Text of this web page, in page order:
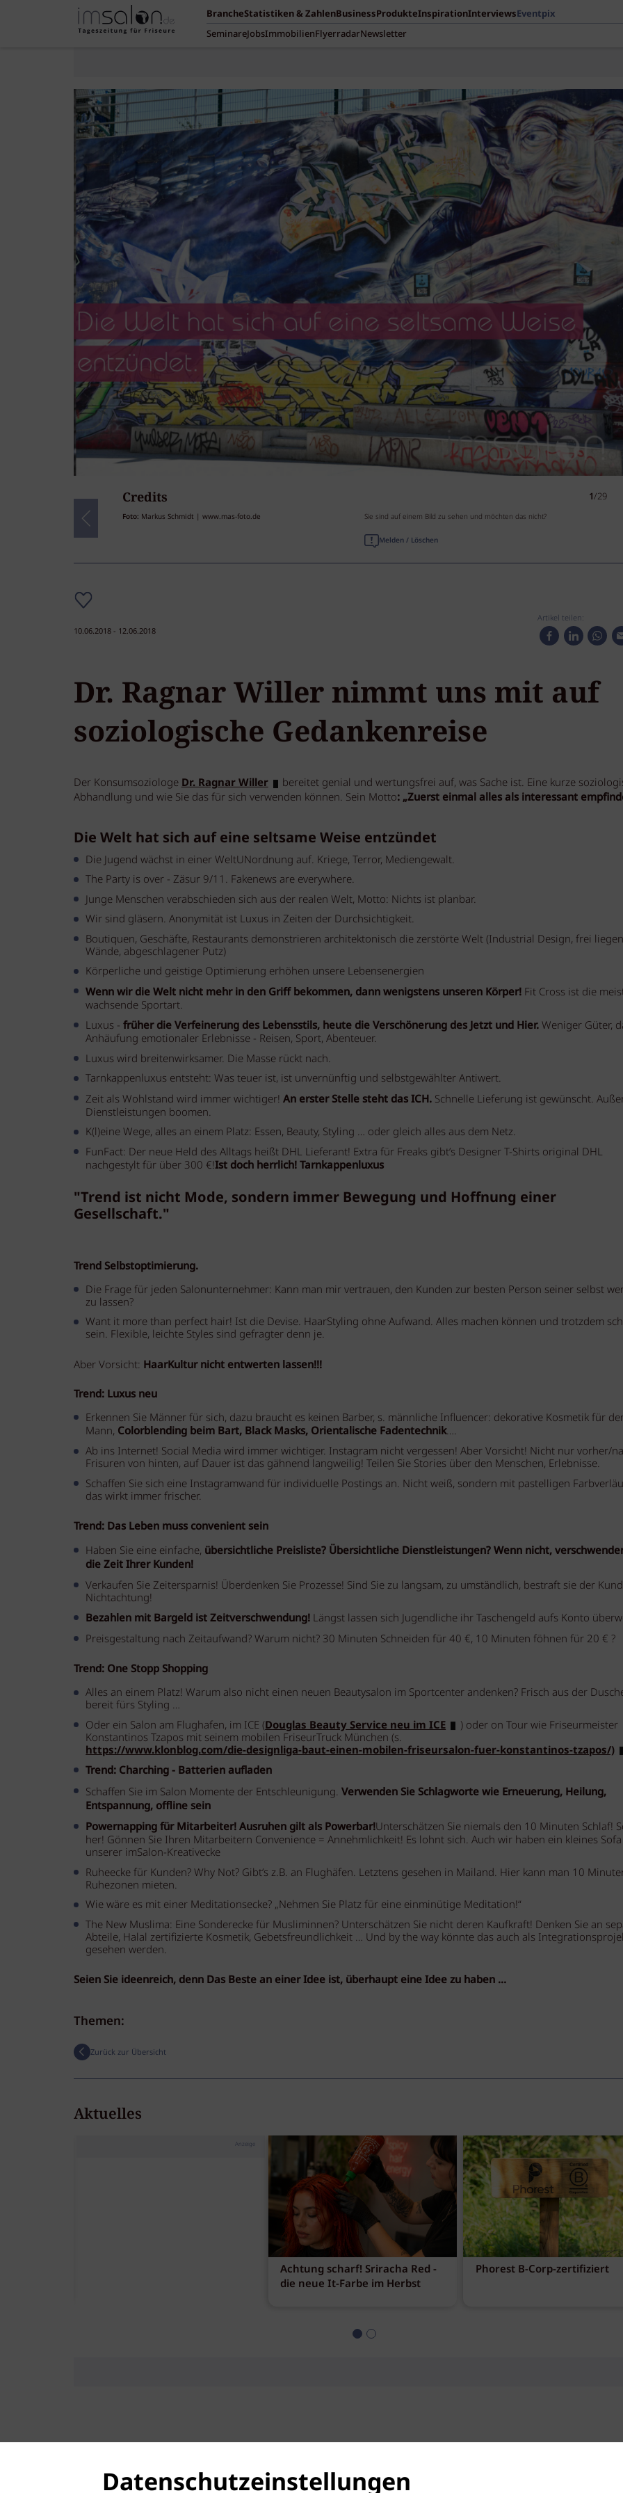
BrancheStatistiken & ZahlenBusinessProdukteInspirationInterviewsEventpix
SeminareJobsImmobilienFlyerradarNewsletter
Credits 1/29
Foto: Markus Schmidt | www.mas-foto.de Sie sind auf einem Bild zu sehen und möchten das nicht?
Melden / Löschen
10.06.2018 - 12.06.2018
Artikel teilen:
Dr. Ragnar Willer nimmt uns mit auf
soziologische Gedankenreise
Der KonsumsoziologeDr. Ragnar Willer
bereitet genial und wertungsfrei auf, was Sache ist. Eine kurze
Abhandlung und wie Sie das für sich verwenden können. Sein Motto: „Zuerst einmal alles als interessant
Die Welt hat sich auf eine seltsame Weise entzündet
Die Jugend wächst in einer WeltUNordnung auf. Kriege, Terror, Mediengewalt.
The Party is over - Zäsur 9/11. Fakenews are everywhere.
Junge Menschen verabschieden sich aus der realen Welt, Motto: Nichts ist planbar.
Wir sind gläsern. Anonymität ist Luxus in Zeiten der Durchsichtigkeit.
Boutiquen, Geschäfte, Restaurants demonstrieren architektonisch die zerstörte Welt (Industrial Design, frei
Wände, abgeschlagener Putz)
Körperliche und geistige Optimierung erhöhen unsere Lebensenergien
Wenn wir die Welt nicht mehr in den Griff bekommen, dann wenigstens unseren Körper! Fit Cross ist die
wachsende Sportart.
Luxus -früher die Verfeinerung des Lebensstils, heute die Verschönerung des Jetzt und Hier.Weniger Güter,
Anhäufung emotionaler Erlebnisse - Reisen, Sport, Abenteuer.
Luxus wird breitenwirksamer. Die Masse rückt nach.
Tarnkappenluxus entsteht: Was teuer ist, ist unvernünftig und selbstgewählter Antiwert.
Zeit als Wohlstand wird immer wichtiger!An erster Stelle steht das ICH. Schnelle Lieferung ist gewünscht.
Dienstleistungen boomen.
K(l)eine Wege, alles an einem Platz: Essen, Beauty, Styling … oder gleich alles aus dem Netz.
FunFact: Der neue Held des Alltags heißt DHL Lieferant! Extra für Freaks gibt’s Designer T-Shirts original DHL
nachgestylt für über 300 €!Ist doch herrlich! Tarnkappenluxus
"Trend ist nicht Mode, sondern immer Bewegung und Hoffnung einer
Gesellschaft."
Trend Selbstoptimierung.
Die Frage für jeden Salonunternehmer: Kann man mir vertrauen, den Kunden zur besten Person seiner selbst
zu lassen?
Want it more than perfect hair! Ist die Devise. HaarStyling ohne Aufwand. Alles machen können und trotzdem
sein. Flexible, leichte Styles sind gefragter denn je.
Aber Vorsicht: HaarKultur nicht entwerten lassen!!!
Trend: Luxus neu
Erkennen Sie Männer für sich, dazu braucht es keinen Barber, s. männliche Influencer: dekorative Kosmetik für
Mann, Colorblending beim Bart, Black Masks, Orientalische Fadentechnik….
Ab ins Internet! Social Media wird immer wichtiger. Instagram nicht vergessen! Aber Vorsicht! Nicht nur vorher/
Frisuren von hinten, auf Dauer ist das gähnend langweilig! Teilen Sie Stories über den Menschen, Erlebnisse.
Schaffen Sie sich eine Instagramwand für individuelle Postings an. Nicht weiß, sondern mit pastelligen
das wirkt immer frischer.
Trend: Das Leben muss convenient sein
Haben Sie eine einfache, übersichtliche Preisliste? Übersichtliche Dienstleistungen? Wenn nicht,
die Zeit Ihrer Kunden!
Verkaufen Sie Zeitersparnis! Überdenken Sie Prozesse! Sind Sie zu langsam, zu umständlich, bestraft sie der
Nichtachtung!
Bezahlen mit Bargeld ist Zeitverschwendung! Längst lassen sich Jugendliche ihr Taschengeld aufs Konto
Preisgestaltung nach Zeitaufwand? Warum nicht? 30 Minuten Schneiden für 40 €, 10 Minuten föhnen für 20 € ?
Trend: One Stopp Shopping
Alles an einem Platz! Warum also nicht einen neuen Beautysalon im Sportcenter andenken? Frisch aus der
bereit fürs Styling …
Oder ein Salon am Flughafen, im ICE (Douglas Beauty Service neu im ICE ) oder on Tour wie Friseurmeister
Konstantinos Tzapos mit seinem mobilen FriseurTruck München (s.
https://www.klonblog.com/die-designliga-baut-einen-mobilen-friseursalon-fuer-konstantinos-tzapos/)
Trend: Charching - Batterien aufladen
Schaffen Sie im Salon Momente der Entschleunigung.Verwenden Sie Schlagworte wie Erneuerung, Heilung,
Entspannung, offline sein
Powernapping für Mitarbeiter! Ausruhen gilt als Powerbar!Unterschätzen Sie niemals den 10 Minuten Schlaf!
her! Gönnen Sie Ihren Mitarbeitern Convenience = Annehmlichkeit! Es lohnt sich. Auch wir haben ein kleines
unserer imSalon-Kreativecke
Ruheecke für Kunden? Why Not? Gibt’s z.B. an Flughäfen. Letztens gesehen in Mailand. Hier kann man 10
Ruhezonen mieten.
Wie wäre es mit einer Meditationsecke? „Nehmen Sie Platz für eine einminütige Meditation!“
The New Muslima: Eine Sonderecke für Musliminnen? Unterschätzen Sie nicht deren Kaufkraft! Denken Sie an
Abteile, Halal zertifizierte Kosmetik, Gebetsfreundlichkeit … Und by the way könnte das auch als
gesehen werden.
Seien Sie ideenreich, denn Das Beste an einer Idee ist, überhaupt eine Idee zu haben …
Themen:
Zurück zur Übersicht
Aktuelles
Anzeige
Achtung scharf! Sriracha Red -
die neue It-Farbe im Herbst
Phorest B-Corp-zertifiziert
Datenschutzeinstellungen